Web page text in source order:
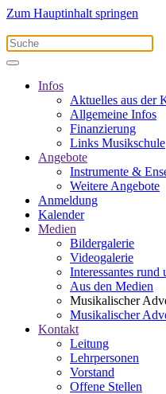
Zum Hauptinhalt springen
Infos
Aktuelles aus der
Allgemeine Infos
Finanzierung
Links Musikschule
Angebote
Instrumente &
Weitere Angebote
Anmeldung
Kalender
Medien
Bildergalerie
Videogalerie
Interessantes
Aus den Medien
Musikalischer
Musikalischer
Kontakt
Leitung
Lehrpersonen
Vorstand
Offene Stellen